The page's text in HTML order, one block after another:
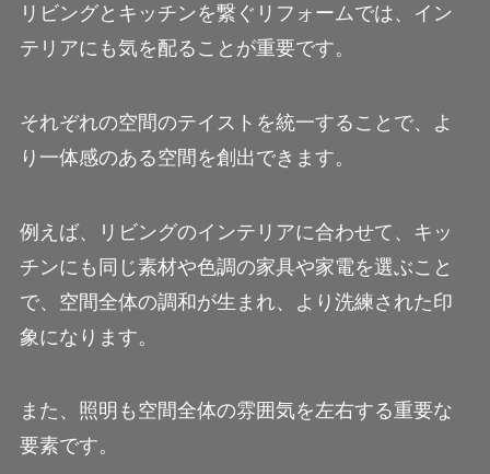
リビングとキッチンを繋ぐリフォームでは、イン
テリアにも気を配ることが重要です。
それぞれの空間のテイストを統一することで、よ
り一体感のある空間を創出できます。
例えば、リビングのインテリアに合わせて、キッ
チンにも同じ素材や色調の家具や家電を選ぶこと
で、空間全体の調和が生まれ、より洗練された印
象になります。
また、照明も空間全体の雰囲気を左右する重要な
要素です。